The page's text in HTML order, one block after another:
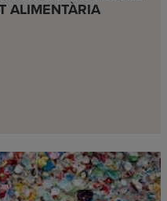
ALIMENTÀRIA